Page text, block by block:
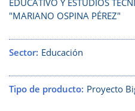
"MARIANO OSPINA PÉREZ"
Sector Educación
Tipo de producto Proyecto